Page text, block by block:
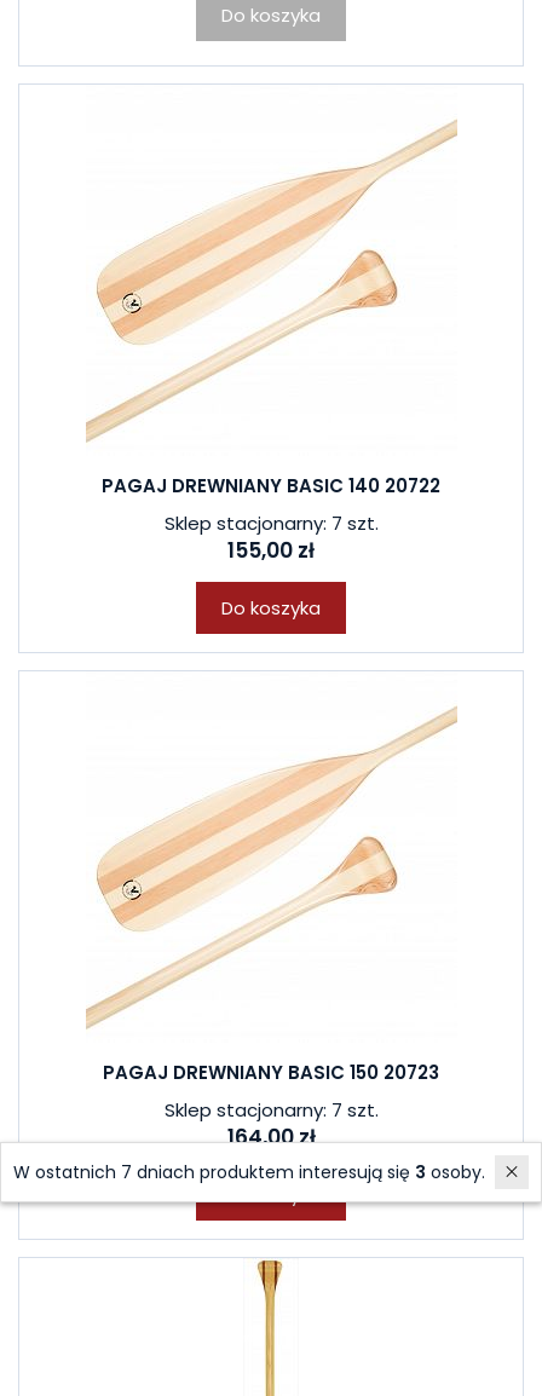
Do koszyka
PAGAJ DREWNIANY BASIC 140 20722
Sklep stacjonarny: 7 szt.
155,00 zł
Do koszyka
PAGAJ DREWNIANY BASIC 150 20723
Sklep stacjonarny: 7 szt.
164,00 zł
W ostatnich 7 dniach produktem interesują się 3 osoby.